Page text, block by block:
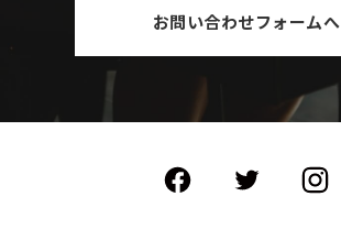
お問い合わせフォームへ